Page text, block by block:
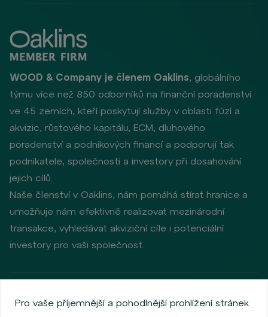
WOOD & Company je členem Oaklins, globálního
týmu více než 850 odborníků na finanční poradenství
ve 45 zemích, kteří poskytují služby v oblasti fúzí a
akvizic, růstového kapitálu, ECM, dluhového
poradenství a podnikových financí a podporují tak
podnikatele, společnosti a investory při dosahování
jejich cílů.
Naše členství v Oaklins, nám pomáhá stírat hranice a
umožňuje nám efektivně realizovat mezinárodní
transakce, vyhledávat akviziční cíle i potenciální
investory pro vaši společnost.
Zásady ochrany osobních údajů
Používání cookies
Pro vaše příjemnější a pohodlnější prohlížení stránek